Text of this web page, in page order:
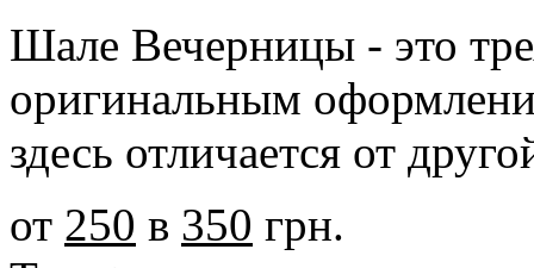
Шале Вечерницы - это
оригинальным
здесь отличается от
от 250 в 350 грн.